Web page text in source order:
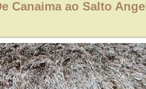
Canaima ao Salto